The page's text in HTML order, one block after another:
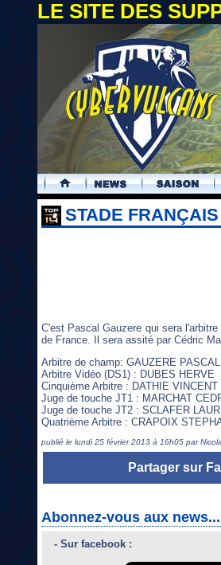
LE SITE DES
.
STADE
C'est Pascal Gauzere qui sera
de France. Il sera assité par Cédric
Arbitre de champ: GAUZERE PASCAL
Arbitre Vidéo (DS1) : DUBES HERVE
Cinquième Arbitre : DATHIE VINCENT
Juge de touche JT1 : MARCHAT
Juge de touche JT2 : SCLAFER
Quatrième Arbitre : CRAPOIX
publié le lundi 25 février 2013 à 16h05 par
Partager sur
Abonnez-vous aux news...
- Sur facebook :